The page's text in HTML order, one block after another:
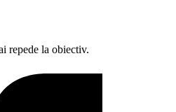
repede la obiectiv.